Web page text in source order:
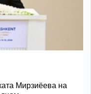
Мирзиёева на